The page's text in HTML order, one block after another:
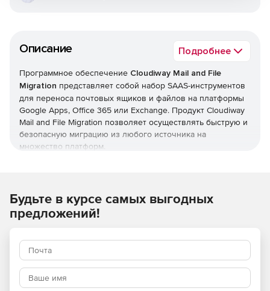
Описание Подробнее
Программное обеспечение Cloudiway Mail and File
Migration представляет собой набор SAAS-инструментов
для переноса почтовых ящиков и файлов на платформы
Google Apps, Office 365 или Exchange. Продукт Cloudiway
Mail and File Migration позволяет осуществлять быструю и
безопасную миграцию из любого источника на
множество платформ.
назначение прав доступа, перенос архивов,
маршрутизацию почтовых сообщений и интеграцию
Преимущества решения
Cloudiway Mail and File Migration
Будьте в курсе самых выгодных
предложений!